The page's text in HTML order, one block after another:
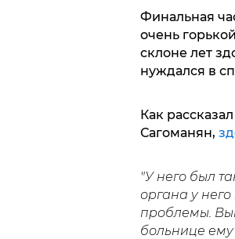
Финальная
очень
склоне лет
нуждался в
Как
Сагоманян,
"У него был
органа у
проблемы.
больнице